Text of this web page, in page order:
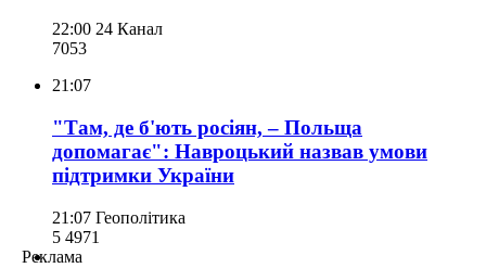
22:00 24 Канал
7053
21:07
"Там, де б'ють росіян, – Польща
допомагає": Навроцький назвав умови
підтримки України
21:07 Геополітика
5 4971
Реклама